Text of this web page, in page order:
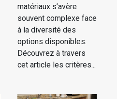
matériaux s’avère
souvent complexe face
à la diversité des
options disponibles.
Découvrez à travers
cet article les critères...